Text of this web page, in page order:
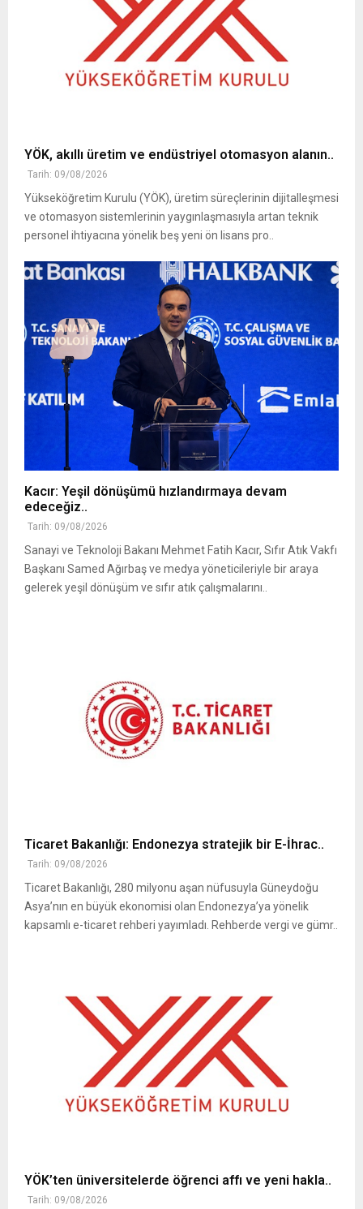
YÖK, akıllı üretim ve endüstriyel otomasyon alanın..
Tarih: 09/08/2026
Yükseköğretim Kurulu (YÖK), üretim süreçlerinin dijitalleşmesi
ve otomasyon sistemlerinin yaygınlaşmasıyla artan teknik
personel ihtiyacına yönelik beş yeni ön lisans pro..
Kacır: Yeşil dönüşümü hızlandırmaya devam
edeceğiz..
Tarih: 09/08/2026
Sanayi ve Teknoloji Bakanı Mehmet Fatih Kacır, Sıfır Atık Vakfı
Başkanı Samed Ağırbaş ve medya yöneticileriyle bir araya
gelerek yeşil dönüşüm ve sıfır atık çalışmalarını..
Ticaret Bakanlığı: Endonezya stratejik bir E-İhrac..
Tarih: 09/08/2026
Ticaret Bakanlığı, 280 milyonu aşan nüfusuyla Güneydoğu
Asya’nın en büyük ekonomisi olan Endonezya’ya yönelik
kapsamlı e-ticaret rehberi yayımladı. Rehberde vergi ve gümr..
YÖK’ten üniversitelerde öğrenci affı ve yeni hakla..
Tarih: 09/08/2026